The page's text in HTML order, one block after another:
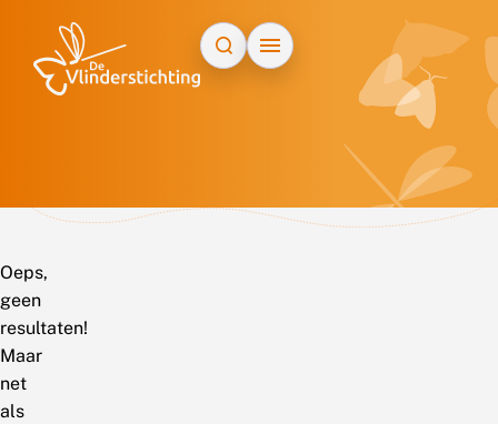
Oeps,
geen
resultaten!
Maar
net
als